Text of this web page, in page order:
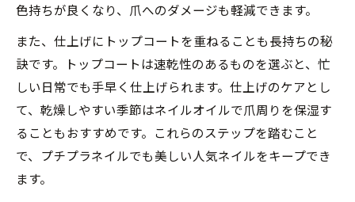
色持ちが良くなり、爪へのダメージも軽減できます。
また、仕上げにトップコートを重ねることも長持ちの秘
訣です。トップコートは速乾性のあるものを選ぶと、忙
しい日常でも手早く仕上げられます。仕上げのケアとし
て、乾燥しやすい季節はネイルオイルで爪周りを保湿す
ることもおすすめです。これらのステップを踏むこと
で、プチプラネイルでも美しい人気ネイルをキープでき
ます。